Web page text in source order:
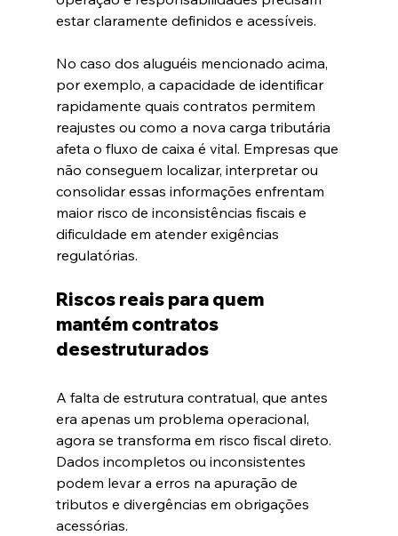
estar claramente definidos e acessíveis.
No caso dos aluguéis mencionado acima,
por exemplo, a capacidade de identificar
rapidamente quais contratos permitem
reajustes ou como a nova carga tributária
afeta o fluxo de caixa é vital. Empresas que
não conseguem localizar, interpretar ou
consolidar essas informações enfrentam
maior risco de inconsistências fiscais e
dificuldade em atender exigências
regulatórias.
Riscos reais para quem
mantém contratos
desestruturados
A falta de estrutura contratual, que antes
era apenas um problema operacional,
agora se transforma em risco fiscal direto.
Dados incompletos ou inconsistentes
podem levar a erros na apuração de
tributos e divergências em obrigações
acessórias.